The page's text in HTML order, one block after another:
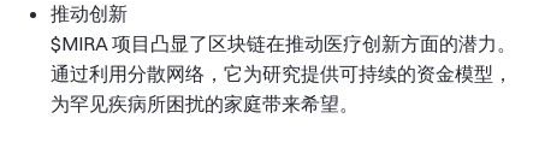
推动创新
$MIRA 项目凸显了区块链在推动医疗创新方面的潜力。
通过利用分散网络，它为研究提供可持续的资金模型，
为罕见疾病所困扰的家庭带来希望。